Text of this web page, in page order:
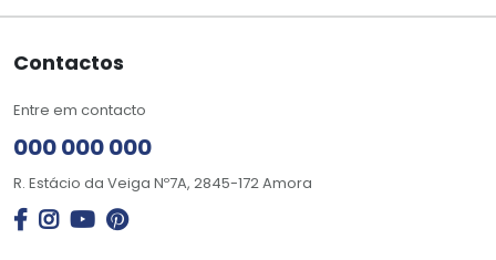
Contactos
Entre em contacto
000 000 000
R. Estácio da Veiga Nº7A, 2845-172 Amora